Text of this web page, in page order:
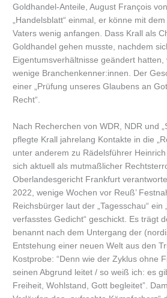
Goldhandel-Anteile, August François
„Handelsblatt“ einmal, er könne mit
Vaters wenig anfangen. Dass Krall als
Goldhandel gehen musste, nachdem
Eigentumsverhältnisse geändert
wenige Branchenkenner:innen. Der
einer „Prüfung unseres Glaubens an
Recht“.
Nach Recherchen von WDR, NDR und
pflegte Krall jahrelang Kontakte in die
unter anderem zu Rädelsführer
sich aktuell als mutmaßlicher
Oberlandesgericht Frankfurt
2022, wenige Wochen vor Reuß’
Reichsbürger laut der „Tagesschau“ ein
verfasstes Gedicht“ geschickt. Es trägt
benannt nach dem Untergang der
Entstehung einer neuen Welt aus den
Kostprobe: “Denn wie der Zyklus ohne
seinen Abgrund leitet / so weiß ich: es
Freiheit, Wohlstand, Gott begleitet”.